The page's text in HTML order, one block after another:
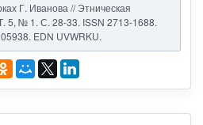
Г. Иванова // Этническая
5, № 1. С. 28-33. ISSN 2713-1688.
EDN UVWRKU.